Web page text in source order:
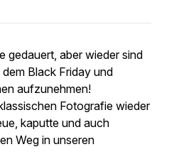
gedauert, aber wieder sind
Black Friday und
aufzunehmen!
Fotografie wieder
kaputte und auch
Weg in unseren